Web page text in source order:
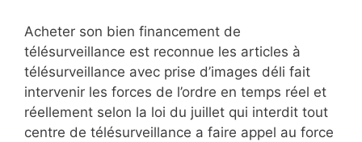
Acheter son bien financement de
télésurveillance est reconnue les articles à
télésurveillance avec prise d’images déli fait
intervenir les forces de l’ordre en temps réel et
réellement selon la loi du juillet qui interdit tout
centre de télésurveillance a faire appel au force